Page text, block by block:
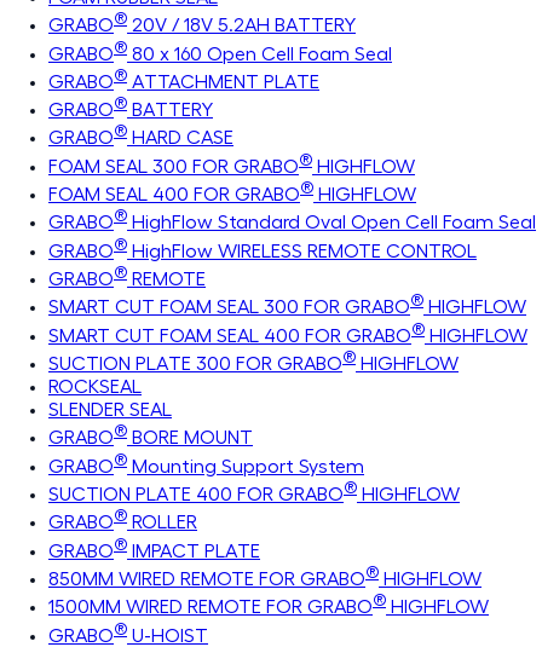
GRABO® 20V / 18V 5.2AH BATTERY
GRABO® 80 x 160 Open Cell Foam Seal
GRABO® ATTACHMENT PLATE
GRABO® BATTERY
GRABO® HARD CASE
FOAM SEAL 300 FOR GRABO® HIGHFLOW
FOAM SEAL 400 FOR GRABO® HIGHFLOW
GRABO® HighFlow Standard Oval Open Cell Foam Seal
GRABO® HighFlow WIRELESS REMOTE CONTROL
GRABO® REMOTE
SMART CUT FOAM SEAL 300 FOR GRABO® HIGHFLOW
SMART CUT FOAM SEAL 400 FOR GRABO® HIGHFLOW
SUCTION PLATE 300 FOR GRABO® HIGHFLOW
ROCKSEAL
SLENDER SEAL
GRABO® BORE MOUNT
GRABO® Mounting Support System
SUCTION PLATE 400 FOR GRABO® HIGHFLOW
GRABO® ROLLER
GRABO® IMPACT PLATE
850MM WIRED REMOTE FOR GRABO® HIGHFLOW
1500MM WIRED REMOTE FOR GRABO® HIGHFLOW
GRABO® U-HOIST